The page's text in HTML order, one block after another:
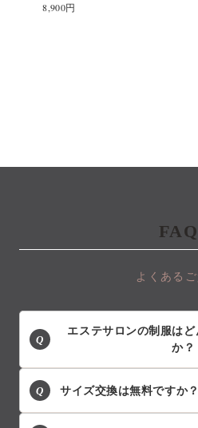
8,900円
FAQ
よくあるご
Q
エステサロンの制服は
か？
Q サイズ交換は無料ですか？